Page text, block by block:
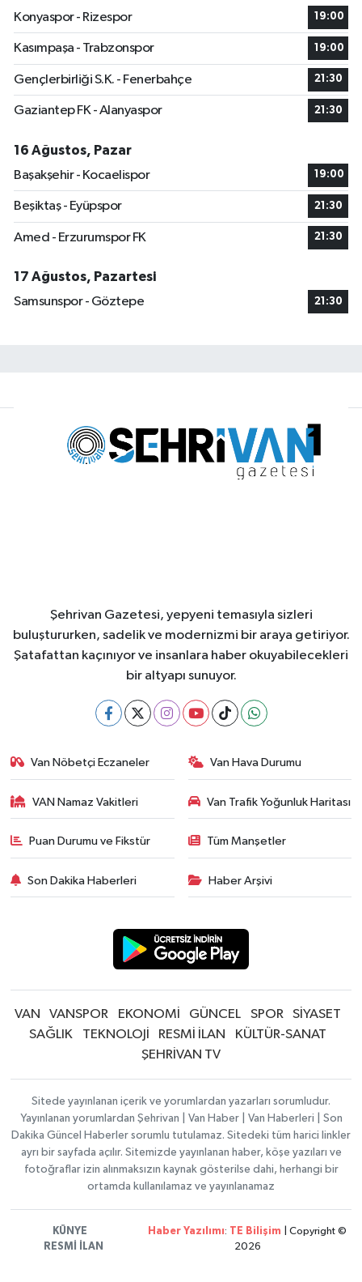
Konyaspor - Rizespor
19:00
Kasımpaşa - Trabzonspor 19:00
Gençlerbirliği S.K. - Fenerbahçe 21:30
Gaziantep FK - Alanyaspor 21:30
16 Ağustos, Pazar
Başakşehir - Kocaelispor
19:00
Beşiktaş - Eyüpspor 21:30
Amed - Erzurumspor FK 21:30
17 Ağustos, Pazartesi
Samsunspor - Göztepe
21:30
Şehrivan Gazetesi, yepyeni temasıyla sizleri
buluştururken, sadelik ve modernizmi bir araya getiriyor.
Şatafattan kaçınıyor ve insanlara haber okuyabilecekleri
bir altyapı sunuyor.
Van Nöbetçi Eczaneler Van Hava Durumu
VAN Namaz Vakitleri Van Trafik Yoğunluk Haritası
Puan Durumu ve Fikstür Tüm Manşetler
Son Dakika Haberleri Haber Arşivi
VAN VANSPOR EKONOMİ GÜNCEL SPOR
SİYASET
SAĞLIK
TEKNOLOJİ RESMİ İLAN
KÜLTÜR-SANAT
ŞEHRİVAN TV
Sitede yayınlanan içerik ve yorumlardan yazarları sorumludur.
Yayınlanan yorumlardan Şehrivan | Van Haber | Van Haberleri | Son
Dakika Güncel Haberler sorumlu tutulamaz. Sitedeki tüm harici linkler
ayrı bir sayfada açılır. Sitemizde yayınlanan haber, köşe yazıları ve
fotoğraflar izin alınmaksızın kaynak gösterilse dahi, herhangi bir
ortamda kullanılamaz ve yayınlanamaz
KÜNYE
RESMİ İLAN
Haber Yazılımı: TE Bilişim | Copyright ©
2026